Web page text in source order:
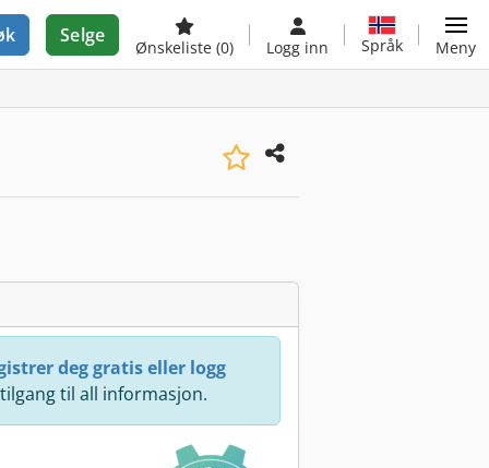
Selge
Ønskeliste (0) Logg inn Språk Meny
deg gratis eller logg
til all informasjon.